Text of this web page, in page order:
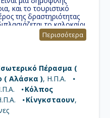
και το τουριστικό
της δραστηριότητας
το καλοκαίρι
να ασχοληθεί με
):
στο πάρκο για
οποία παραμένουν στον
μοναδικούς
των θεαματικών
κυριότερο λιμάνι στη
παρελθόν.
Περισσότερα
Πέρασμα (
( Αλάσκα ), Η.Π.Α.
Κόλπος
Κίνγκσταουν,